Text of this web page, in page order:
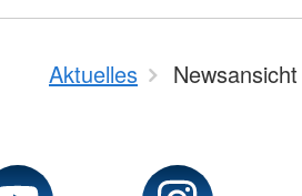
Aktuelles Newsansicht